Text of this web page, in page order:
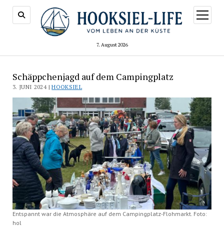
7. August 2026
Menü
öffnen
Schäppchenjagd auf dem Campingplatz
3. JUNI 2024 |HOOKSIEL
Entspannt war die Atmosphäre auf dem Campingplatz-Flohmarkt. Foto:
hol